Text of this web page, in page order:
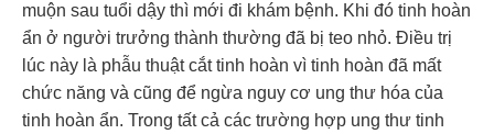
muộn sau tuổi dậy thì mới đi khám bệnh. Khi đó tinh hoàn
ẩn ở người trưởng thành thường đã bị teo nhỏ. Điều trị
lúc này là phẫu thuật cắt tinh hoàn vì tinh hoàn đã mất
chức năng và cũng để ngừa nguy cơ ung thư hóa của
tinh hoàn ẩn. Trong tất cả các trường hợp ung thư tinh